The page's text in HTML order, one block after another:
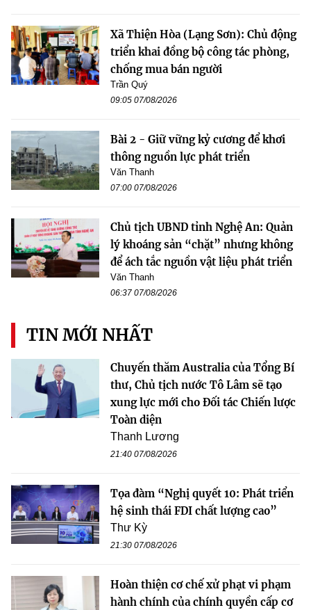
Xã Thiện Hòa (Lạng Sơn): Chủ động
triển khai đồng bộ công tác phòng,
chống mua bán người
Trần Quý
09:05 07/08/2026
Bài 2 - Giữ vững kỷ cương để khơi
thông nguồn lực phát triển
Văn Thanh
07:00 07/08/2026
Chủ tịch UBND tỉnh Nghệ An: Quản
lý khoáng sản “chặt” nhưng không
để ách tắc nguồn vật liệu phát triển
Văn Thanh
06:37 07/08/2026
TIN MỚI NHẤT
Chuyến thăm Australia của Tổng Bí
thư, Chủ tịch nước Tô Lâm sẽ tạo
xung lực mới cho Đối tác Chiến lược
Toàn diện
Thanh Lương
21:40 07/08/2026
Tọa đàm “Nghị quyết 10: Phát triển
hệ sinh thái FDI chất lượng cao”
Thư Kỳ
21:30 07/08/2026
Hoàn thiện cơ chế xử phạt vi phạm
hành chính của chính quyền cấp cơ